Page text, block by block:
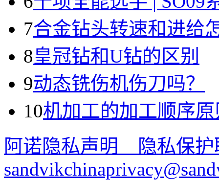
7合金钻头转速和进给
8皇冠钻和U钻的区别
9动态铣伤机伤刀吗？
10机加工的加工顺序原
阿诺隐私声明 隐私保护